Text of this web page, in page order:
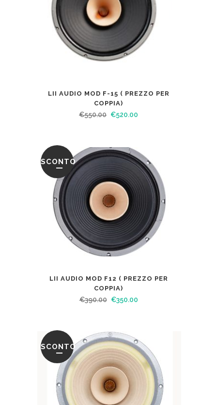
LII AUDIO MOD F-15 ( PREZZO PER
COPPIA)
€550.00 €520.00
SCONTO
LII AUDIO MOD F12 ( PREZZO PER
COPPIA)
€390.00 €350.00
SCONTO